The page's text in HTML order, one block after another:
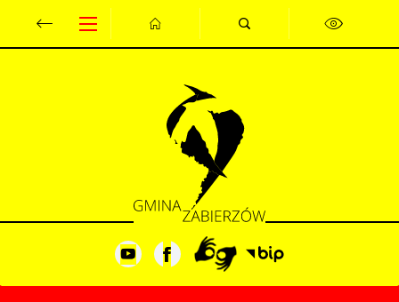
Przejdź do wyszukiwarki.
Przejdź do ustawień wielkości czcionki.
Wyłącz wersję kontrastową strony.